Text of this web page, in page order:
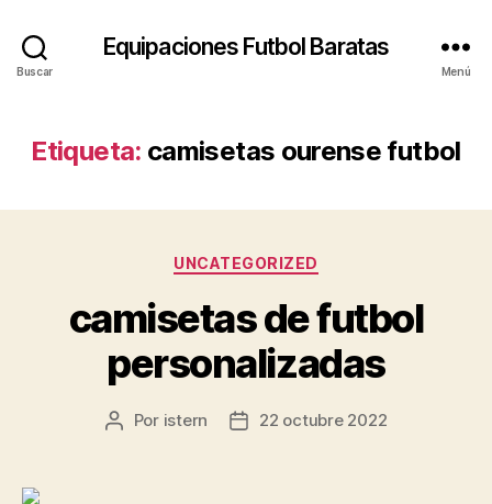
Buscar
Equipaciones Futbol Baratas
Menú
Etiqueta: camisetas ourense futbol
Categorías
UNCATEGORIZED
camisetas de futbol
personalizadas
Autor
Por istern
Fecha22 octubre 2022